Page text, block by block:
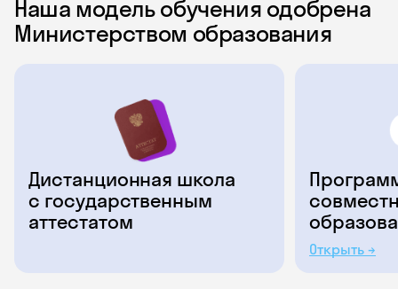
Наша модель обучения одобрена
Министерством образования
Дистанционная школа
с государственным
аттестатом
Открыть →